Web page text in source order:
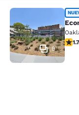
Econo
9
1.7